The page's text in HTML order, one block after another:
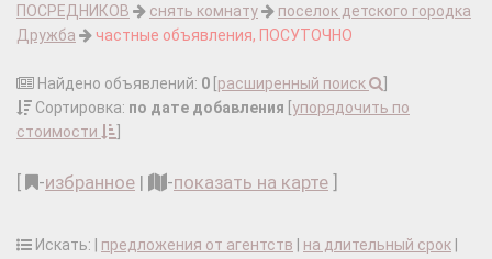
ПОСРЕДНИКОВ
снять комнату
поселок детского городка
Дружба
частные объявления, ПОСУТОЧНО
Найдено объявлений: 0 расширенный поиск
Сортировка: по дате добавления упорядочить по
стоимости
-избранное | -показать на карте
Искать: | предложения от агентств на длительный срок